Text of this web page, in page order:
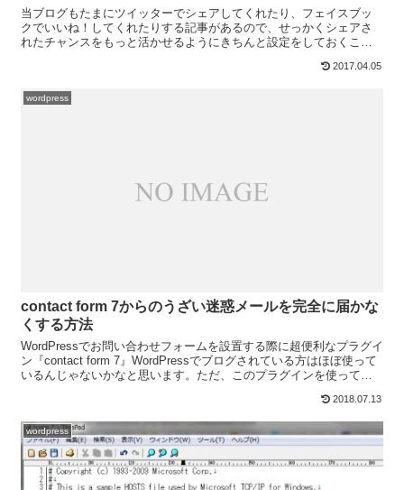
当ブログもたまにツイッターでシェアしてくれたり、フェイスブッ
クでいいね！してくれたりする記事があるので、せっかくシェアさ
れたチャンスをもっと活かせるようにきちんと設定をしておくこと
2017.04.05
wordpress
contact form 7からのうざい迷惑メールを完全に届かな
くする方法
WordPressでお問い合わせフォームを設置する際に超便利なプラグイ
ン『contact form 7』WordPressでブログされている方はほぼ使って
いるんじゃないかなと思います。ただ、このプラグインを使ってい
2018.07.13
wordpress